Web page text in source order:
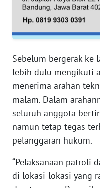
Sebelum bergerak ke
lebih dulu mengikuti
menerima arahan
malam. Dalam
seluruh anggota
namun tetap tegas
pelanggaran hukum.
“Pelaksanaan patroli
di lokasi-lokasi yang
WN
SULTRA
NTB
WN
SULBAR
WN
BABEL